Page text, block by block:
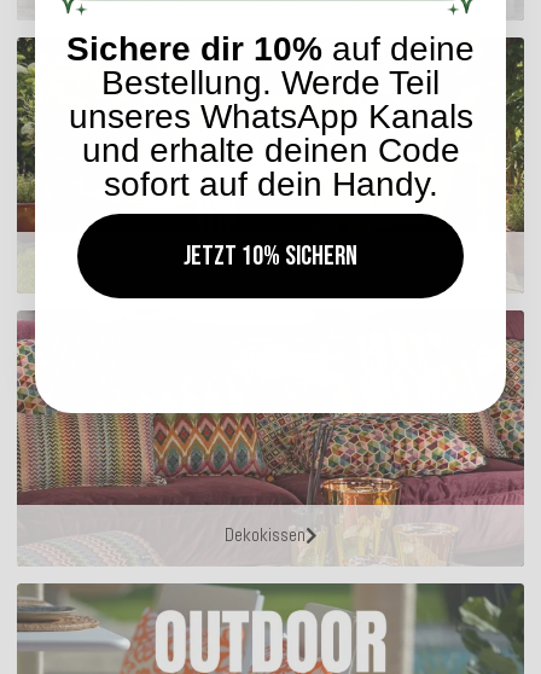
Sitzmöbel
Dekokissen
Sichere dir 10% auf deine
Bestellung. Werde Teil
unseres WhatsApp Kanals
und erhalte deinen Code
sofort auf dein Handy.
Jetzt 10% sichern